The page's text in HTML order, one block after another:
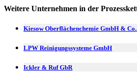
Weitere Unternehmen in der
Kiesow Oberflächenchemie GmbH &
LPW Reinigungssysteme GmbH
Ickler & Ruf GbR